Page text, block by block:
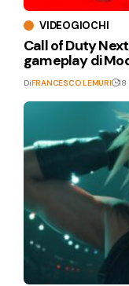
VIDEOGIOCHI
Call of Duty
gameplay di
DiFRANCESCO LEMURI